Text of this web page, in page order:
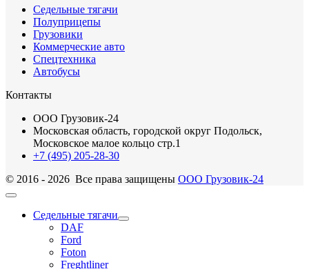
Седельные тягачи
Полуприцепы
Грузовики
Коммерческие авто
Спецтехника
Автобусы
Контакты
ООО Грузовик-24
Московская область, городской округ Подольск,
Московское малое кольцо стр.1
+7 (495) 205-28-30
© 2016 - 2026 Все права защищены ООО Грузовик-24
Седельные тягачи
DAF
Ford
Foton
Freghtliner